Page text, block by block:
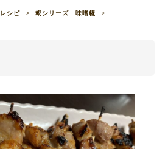
レシピ > 糀シリーズ 味噌糀
>